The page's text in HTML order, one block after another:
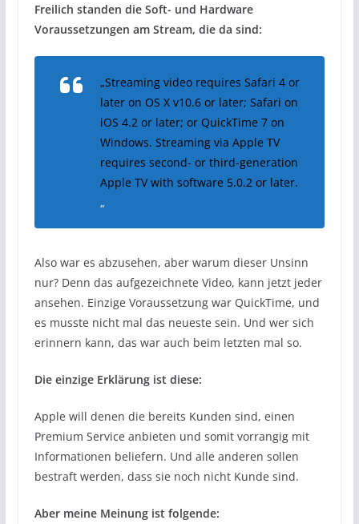
Freilich standen die Soft- und Hardware
Voraussetzungen am Stream, die da sind:
„Streaming video requires Safari 4 or
later on OS X v10.6 or later; Safari on
iOS 4.2 or later; or QuickTime 7 on
Windows. Streaming via Apple TV
requires second- or third-generation
Apple TV with software 5.0.2 or later.
„
Also war es abzusehen, aber warum dieser Unsinn
nur? Denn das aufgezeichnete Video, kann jetzt jeder
ansehen. Einzige Voraussetzung war QuickTime, und
es musste nicht mal das neueste sein. Und wer sich
erinnern kann, das war auch beim letzten mal so.
Die einzige Erklärung ist diese:
Apple will denen die bereits Kunden sind, einen
Premium Service anbieten und somit vorrangig mit
Informationen beliefern. Und alle anderen sollen
bestraft werden, dass sie noch nicht Kunde sind.
Aber meine Meinung ist folgende: